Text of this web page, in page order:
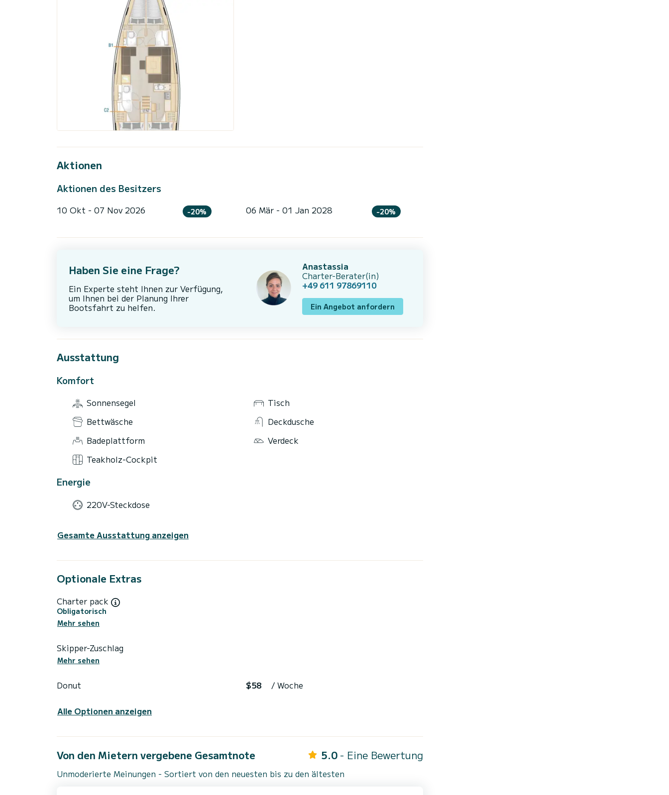
Aktionen
Aktionen des Besitzers
10 Okt - 07 Nov 2026 -20% 06 Mär - 01 Jan 2028 -20%
Haben Sie eine Frage?
Ein Experte steht Ihnen zur Verfügung,
um Ihnen bei der Planung Ihrer
Bootsfahrt zu helfen.
Anastassia
Charter-Berater(in)
+49 611 97869110
Ein Angebot anfordern
Ausstattung
Komfort
Sonnensegel
Tisch
Bettwäsche
Deckdusche
Badeplattform
Verdeck
Teakholz-Cockpit
Energie
220V-Steckdose
Gesamte Ausstattung anzeigen
Optionale Extras
Charter pack
Obligatorisch
Mehr sehen
Skipper-Zuschlag
Mehr sehen
Donut $58 / Woche
Alle Optionen anzeigen
Von den Mietern vergebene Gesamtnote 5.0 - Eine Bewertung
Unmoderierte Meinungen - Sortiert von den neuesten bis zu den ältesten